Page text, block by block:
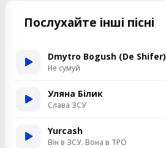
Послухайте інші пісні
Dmytro Bogush (De Shifer)
Не сумуй
Уляна Білик
Слава ЗСУ
Yurcash
Він в ЗСУ. Вона в ТРО